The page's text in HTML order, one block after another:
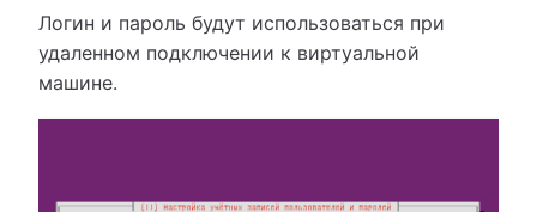
Логин и пароль будут использоваться при
удаленном подключении к виртуальной
машине.